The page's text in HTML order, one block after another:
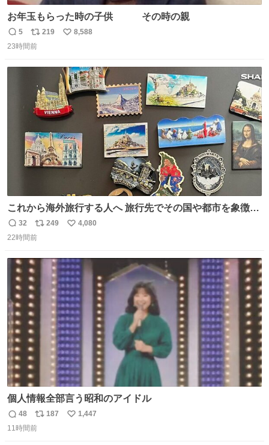
お年玉もらった時の子供 その時の親
返
信
5
リ
ポ
数
219
い
数
8,588
23時間前
これから海外旅行する人へ 旅行先でその国や都市を象徴す
る マグネットを買って欲しい。 僕は交換留学してた1年間
で20カ国回ったけど、旅行先で必ずマグネットを買い、今
どそれぞれのマグネットを見る度に旅の思い出が鮮明によ
みがえります。
返
信
32
リ
ポ
ト
数
249
い
数
4,080
22時間前
個人情報全部言う昭和のアイドル
返
信
48
リ
ポ
187
い
1,447
11時間前